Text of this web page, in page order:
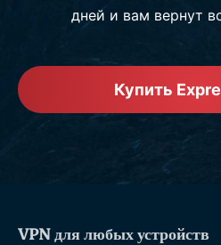
дней и вам вернут
Купить
VPN для любых устройств